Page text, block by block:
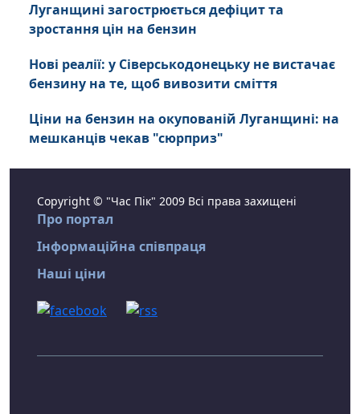
Луганщині загострюється дефіцит та
зростання цін на бензин
Нові реалії: у Сіверськодонецьку не вистачає
бензину на те, щоб вивозити сміття
Ціни на бензин на окупованій Луганщині: на
мешканців чекав "сюрприз"
Copyright © "Час Пік" 2009 Всі права захищені
Про портал
Інформаційна співпраця
Наші ціни